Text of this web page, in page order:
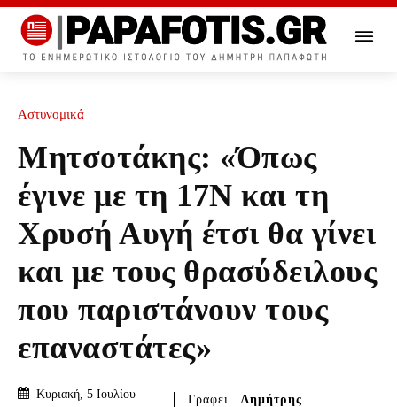
Αστυνομικά
Μητσοτάκης: «Όπως
έγινε με τη 17N και τη
Χρυσή Αυγή έτσι θα γίνει
και με τους θρασύδειλους
που παριστάνουν τους
επαναστάτες»
Κυριακή, 5 Ιουλίου
Γράφει
Δημήτρης